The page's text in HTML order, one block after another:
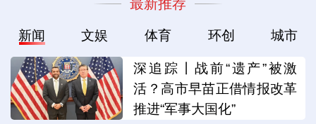
最新推荐
新闻 文娱 体育 环创 城市
深追踪丨战前“遗产”被激
活？高市早苗正借情报改革
推进“军事大国化”